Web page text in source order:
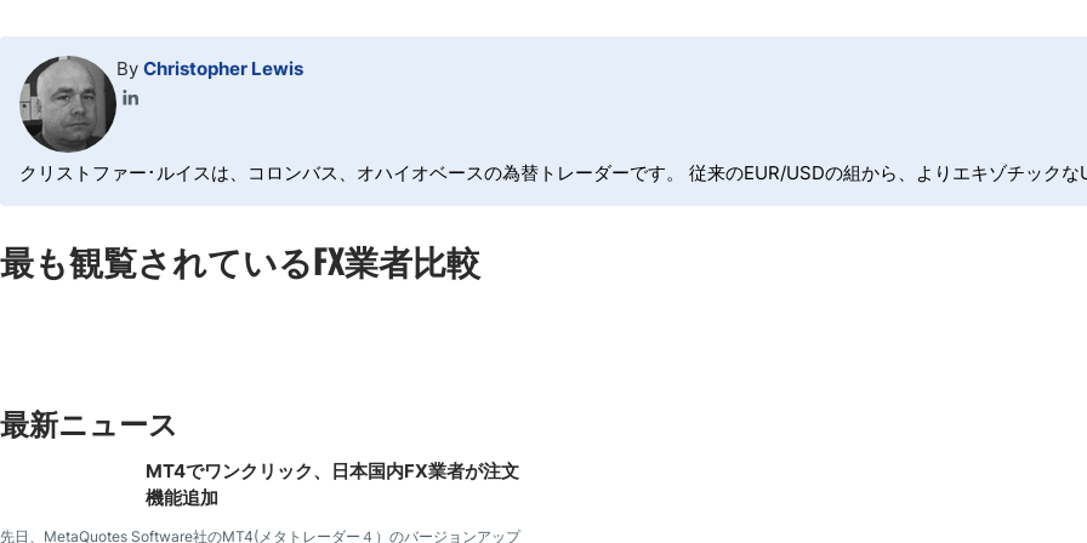
By Christopher Lewis
クリストファー･ルイスは、コロンバス、オハイオベースの為替トレーダーです。 従来のEUR/USDの組から、よりエキゾチック
最も観覧されているFX業者比較
最新ニュース
MT4でワンクリック、日本国内FX業者が注文
機能追加
先日、MetaQuotes Software社のMT4(メタトレーダー４）のバージョンアップ